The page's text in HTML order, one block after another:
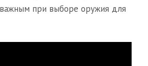
при выборе оружия для